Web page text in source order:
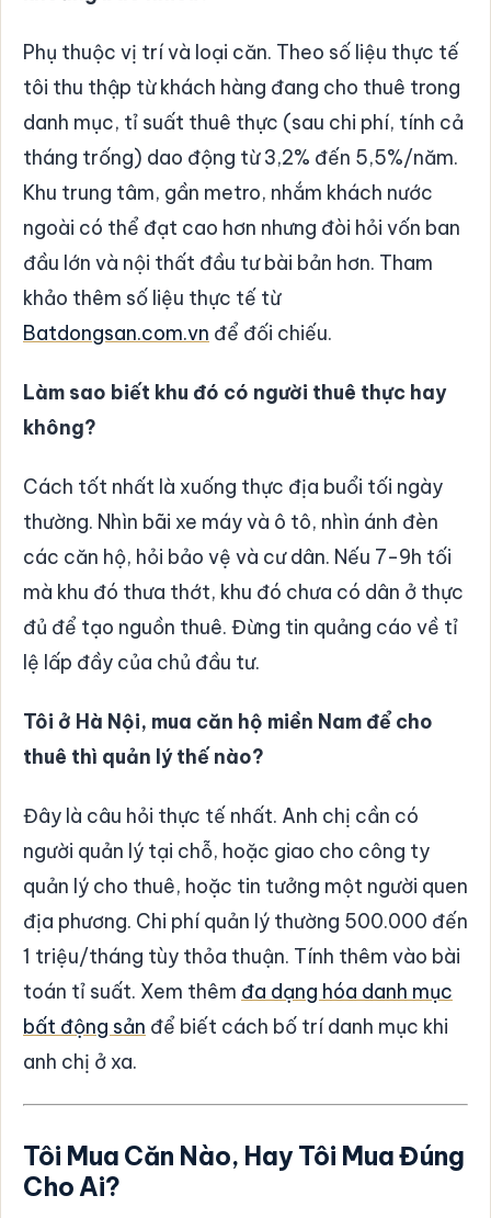
Phụ thuộc vị trí và loại căn. Theo số liệu thực tế
tôi thu thập từ khách hàng đang cho thuê trong
danh mục, tỉ suất thuê thực (sau chi phí, tính cả
tháng trống) dao động từ 3,2% đến 5,5%/năm.
Khu trung tâm, gần metro, nhắm khách nước
ngoài có thể đạt cao hơn nhưng đòi hỏi vốn ban
đầu lớn và nội thất đầu tư bài bản hơn. Tham
khảo thêm số liệu thực tế từ
Batdongsan.com.vn để đối chiếu.
Làm sao biết khu đó có người thuê thực hay
không?
Cách tốt nhất là xuống thực địa buổi tối ngày
thường. Nhìn bãi xe máy và ô tô, nhìn ánh đèn
các căn hộ, hỏi bảo vệ và cư dân. Nếu 7-9h tối
mà khu đó thưa thớt, khu đó chưa có dân ở thực
đủ để tạo nguồn thuê. Đừng tin quảng cáo về tỉ
lệ lấp đầy của chủ đầu tư.
Tôi ở Hà Nội, mua căn hộ miền Nam để cho
thuê thì quản lý thế nào?
Đây là câu hỏi thực tế nhất. Anh chị cần có
người quản lý tại chỗ, hoặc giao cho công ty
quản lý cho thuê, hoặc tin tưởng một người quen
địa phương. Chi phí quản lý thường 500.000 đến
1 triệu/tháng tùy thỏa thuận. Tính thêm vào bài
toán tỉ suất. Xem thêm đa dạng hóa danh mục
bất động sản để biết cách bố trí danh mục khi
anh chị ở xa.
Tôi Mua Căn Nào, Hay Tôi Mua Đúng
Cho Ai?